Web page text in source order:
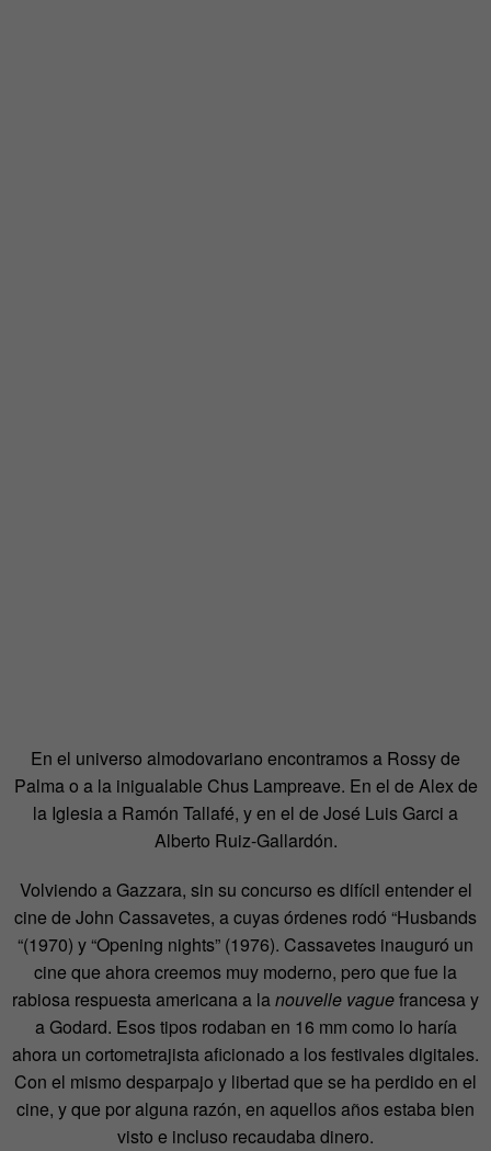
En el universo almodovariano encontramos a Rossy de
Palma o a la inigualable Chus Lampreave. En el de Alex de
la Iglesia a Ramón Tallafé, y en el de José Luis Garci a
Alberto Ruiz-Gallardón.
Volviendo a Gazzara, sin su concurso es difícil entender el
cine de John Cassavetes, a cuyas órdenes rodó “Husbands
“(1970) y “Opening nights” (1976). Cassavetes inauguró un
cine que ahora creemos muy moderno, pero que fue la
rabiosa respuesta americana a lanouvelle vaguefrancesa y
a Godard. Esos tipos rodaban en 16 mm como lo haría
ahora un cortometrajista aficionado a los festivales digitales.
Con el mismo desparpajo y libertad que se ha perdido en el
cine, y que por alguna razón, en aquellos años estaba bien
visto e incluso recaudaba dinero.